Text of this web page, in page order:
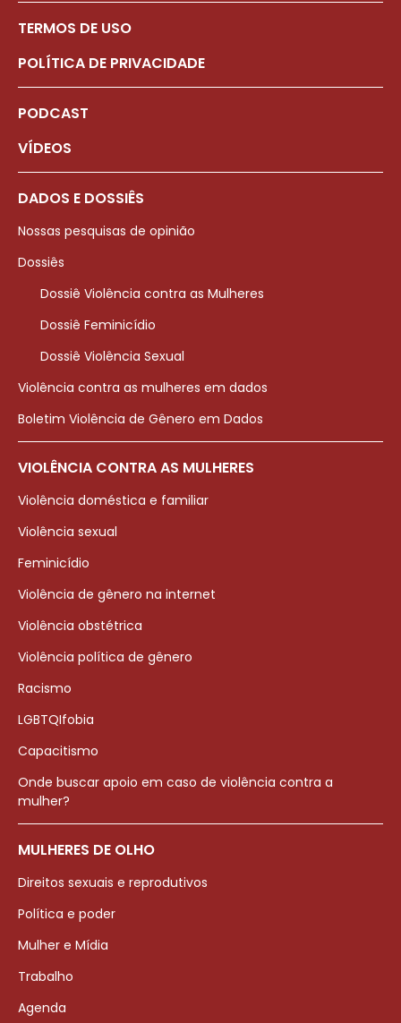
TERMOS DE USO
POLÍTICA DE PRIVACIDADE
PODCAST
VÍDEOS
DADOS E DOSSIÊS
Nossas pesquisas de opinião
Dossiês
Dossiê Violência contra as Mulheres
Dossiê Feminicídio
Dossiê Violência Sexual
Violência contra as mulheres em dados
Boletim Violência de Gênero em Dados
VIOLÊNCIA CONTRA AS MULHERES
Violência doméstica e familiar
Violência sexual
Feminicídio
Violência de gênero na internet
Violência obstétrica
Violência política de gênero
Racismo
LGBTQIfobia
Capacitismo
Onde buscar apoio em caso de violência contra a
mulher?
MULHERES DE OLHO
Direitos sexuais e reprodutivos
Política e poder
Mulher e Mídia
Trabalho
Agenda